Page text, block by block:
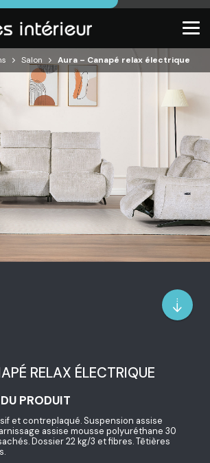
Salon Aura – Canapé relax électrique
RELAX ÉLECTRIQUE
PRODUIT
et contreplaqué. Suspension assise
assise mousse polyuréthane 30
Dossier 22 kg/3 et fibres. Têtières